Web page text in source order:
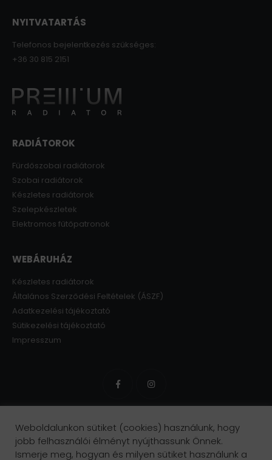
NYITVATARTÁS
Telefonos bejelentkezés szükséges:
+36 30 815 2151
RADIÁTOROK
Fürdőszobai radiátorok
Szobai radiátorok
Készletes radiátorok
Szelepkészletek
Elektromos fűtőpatronok
WEBÁRUHÁZ
Készletes radiátorok
Általános Szerződési Feltételek (ÁSZF)
Adatkezelési tájékoztató
Sütikezelési tájékoztató
Impresszum
Weboldalunkon sütiket (cookies) használunk, hogy
jobb felhasználói élményt nyújthassunk Önnek.
Ismerje meg, hogyan és milyen sütiket használunk a